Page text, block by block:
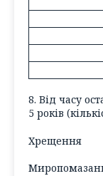
8. Від часу
5 років (
Хрещення